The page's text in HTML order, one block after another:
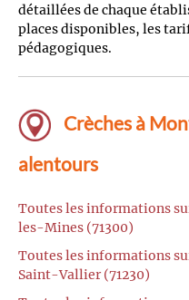
détaillées de chaque
places disponibles, les
pédagogiques.
Crèches à
alentours
Toutes les informations
les-Mines (71300)
Toutes les informations
Saint-Vallier (71230)